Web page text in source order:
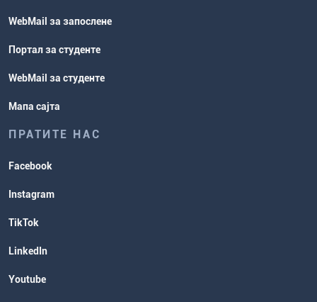
WebMail за запослене
Портал за студенте
WebMail за студенте
Мапа сајта
ПРАТИТЕ НАС
Facebook
Instagram
TikTok
LinkedIn
Youtube